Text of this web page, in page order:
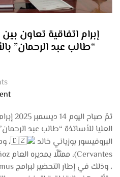
إبرام اتفاقية تعاون
“طالب عبد الرحمان”
تمّ
العليا للأساتذة “طالب عبد
البروفيسور بوزياني خالد
Cervantes)، ممثَّلًا بمديره العام Juan Manuel Cid Muñoz
، وذلك في إطار التحضير لبرامج Erasmus+.